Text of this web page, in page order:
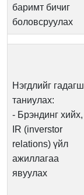
баримт бичиг
боловсруулах
Нэгдлийг гадагш
таниулах:
- Брэндинг хийх,
IR (inverstor
relations) үйл
ажиллагаа
явуулах